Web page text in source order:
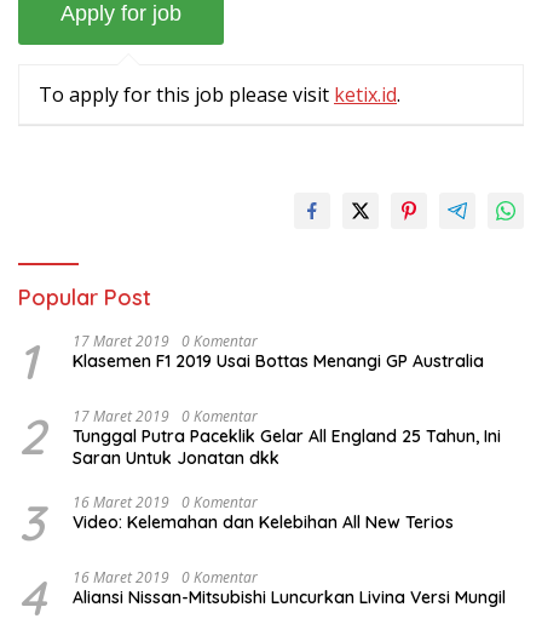
To apply for this job please visit ketix.id.
Popular Post
1 17 Maret 2019 0 Komentar
Klasemen F1 2019 Usai Bottas Menangi GP Australia
2 17 Maret 2019 0 Komentar
Tunggal Putra Paceklik Gelar All England 25 Tahun, Ini
Saran Untuk Jonatan dkk
3 16 Maret 2019 0 Komentar
Video: Kelemahan dan Kelebihan All New Terios
4 16 Maret 2019 0 Komentar
Aliansi Nissan-Mitsubishi Luncurkan Livina Versi Mungil